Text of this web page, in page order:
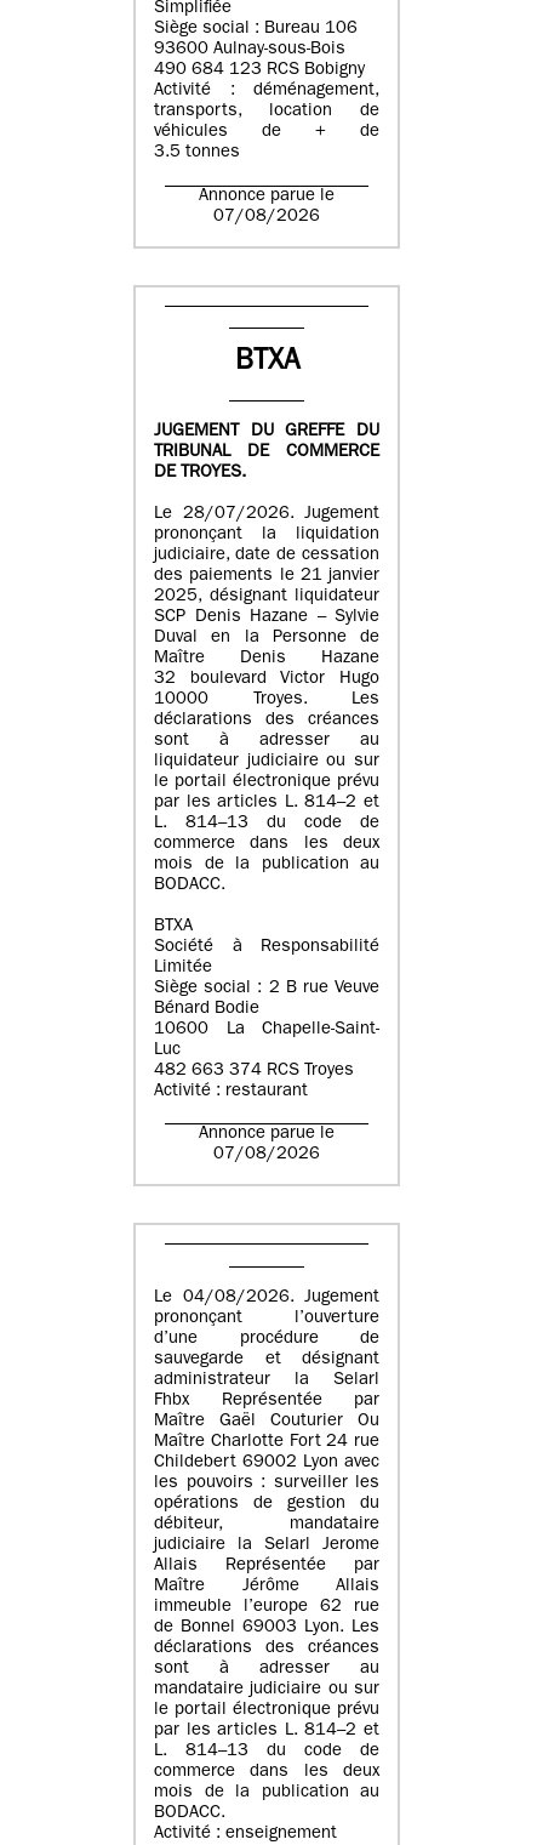
Simplifiée
Siège social : Bureau 106
93600 Aulnay-sous-Bois
490 684 123 RCS Bobigny
Activité : déménagement,
transports, location de
véhicules de + de
3.5 tonnes
Annonce parue le
07/08/2026
BTXA
JUGEMENT DU GREFFE DU
TRIBUNAL DE COMMERCE
DE TROYES.
Le 28/07/2026. Jugement
prononçant la liquidation
judiciaire, date de cessation
des paiements le 21 janvier
2025, désignant liquidateur
SCP Denis Hazane – Sylvie
Duval en la Personne de
Maître Denis Hazane
32 boulevard Victor Hugo
10000 Troyes. Les
déclarations des créances
sont à adresser au
liquidateur judiciaire ou sur
le portail électronique prévu
par les articles L. 814–2 et
L. 814–13 du code de
commerce dans les deux
mois de la publication au
BODACC.
BTXA
Société à Responsabilité
Limitée
Siège social : 2 B rue Veuve
Bénard Bodie
10600 La Chapelle-Saint-
Luc
482 663 374 RCS Troyes
Activité : restaurant
Annonce parue le
07/08/2026
Le 04/08/2026. Jugement
prononçant l’ouverture
d’une procédure de
sauvegarde et désignant
administrateur la Selarl
Fhbx Représentée par
Maître Gaël Couturier Ou
Maître Charlotte Fort 24 rue
Childebert 69002 Lyon avec
les pouvoirs : surveiller les
opérations de gestion du
débiteur, mandataire
judiciaire la Selarl Jerome
Allais Représentée par
Maître Jérôme Allais
immeuble l’europe 62 rue
de Bonnel 69003 Lyon. Les
déclarations des créances
sont à adresser au
mandataire judiciaire ou sur
le portail électronique prévu
par les articles L. 814–2 et
L. 814–13 du code de
commerce dans les deux
mois de la publication au
BODACC.
Activité : enseignement